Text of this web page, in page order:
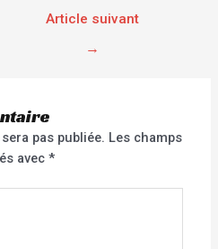
Article suivant
→
pas publiée. Les champs
avec*